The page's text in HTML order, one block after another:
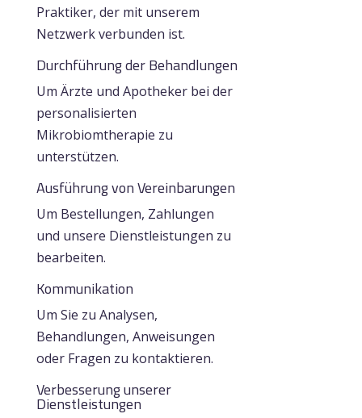
Praktiker, der mit unserem
Netzwerk verbunden ist.
Durchführung der Behandlungen
Um Ärzte und Apotheker bei der
personalisierten
Mikrobiomtherapie zu
unterstützen.
Ausführung von Vereinbarungen
Um Bestellungen, Zahlungen
und unsere Dienstleistungen zu
bearbeiten.
Kommunikation
Um Sie zu Analysen,
Behandlungen, Anweisungen
oder Fragen zu kontaktieren.
Verbesserung unserer
Dienstleistungen